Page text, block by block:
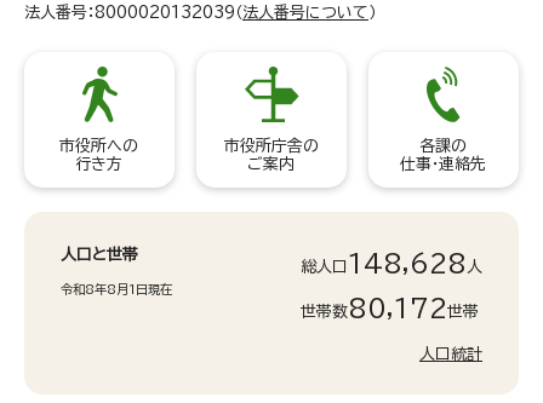
法人番号：8000020132039（ 法人番号について ）
市役所への
行き方
市役所庁舎の
ご案内
各課の
仕事・連絡先
人口と世帯
令和8年8月1日現在
総人口 148,628 人
世帯数80,172世帯
人口統計